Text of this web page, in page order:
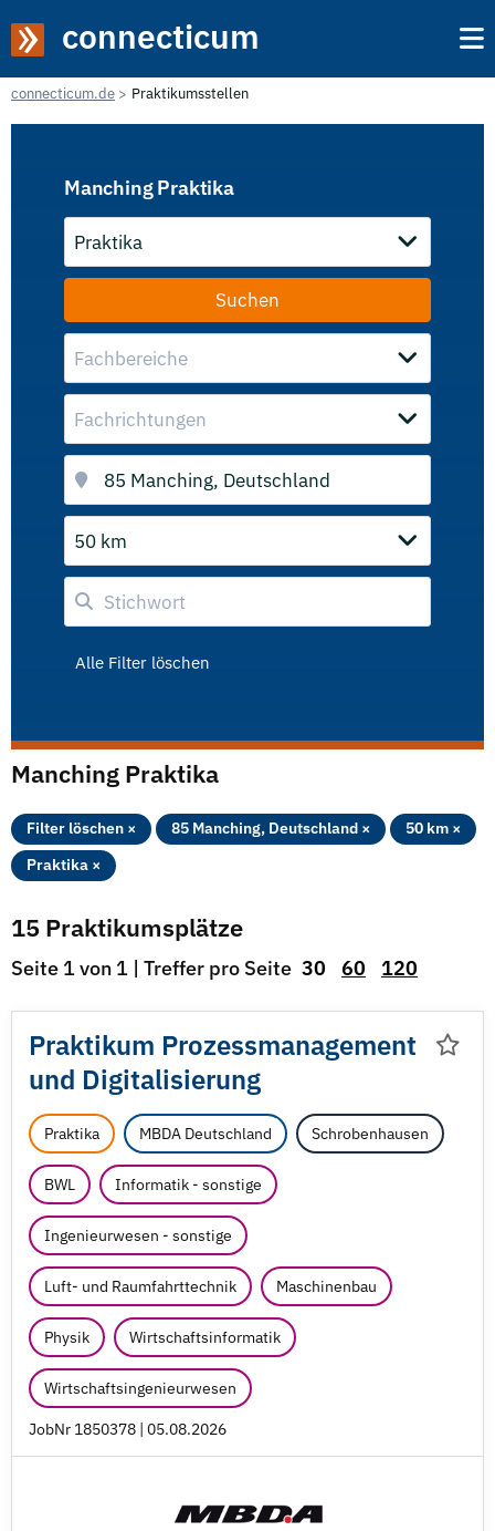
connecticum
connecticum.de Praktikumsstellen
Manching Praktika
Praktika
Fachbereiche
Fachrichtungen
50 km
Alle Filter löschen
Manching Praktika
Filter löschen × 85 Manching, Deutschland ×
50 km ×
Praktika ×
15 Praktikumsplätze
Seite 1 von 1 | Treffer pro Seite 30 60 120
Praktikum Prozessmanagement
und Digitalisierung
Praktika MBDA Deutschland Schrobenhausen
BWL Informatik - sonstige
Ingenieurwesen - sonstige
Luft- und Raumfahrttechnik Maschinenbau
Physik Wirtschaftsinformatik
Wirtschaftsingenieurwesen
JobNr 1850378 | 05.08.2026